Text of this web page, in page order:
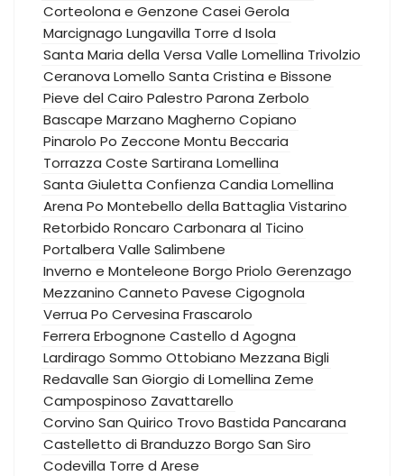
Corteolona e Genzone Casei Gerola
Marcignago Lungavilla Torre d Isola
Santa Maria della Versa Valle Lomellina Trivolzio
Ceranova Lomello Santa Cristina e Bissone
Pieve del Cairo Palestro Parona Zerbolo
Bascape Marzano Magherno Copiano
Pinarolo Po Zeccone Montu Beccaria
Torrazza Coste Sartirana Lomellina
Santa Giuletta Confienza Candia Lomellina
Arena Po Montebello della Battaglia Vistarino
Retorbido Roncaro Carbonara al Ticino
Portalbera Valle Salimbene
Inverno e Monteleone Borgo Priolo Gerenzago
Mezzanino Canneto Pavese Cigognola
Verrua Po Cervesina Frascarolo
Ferrera Erbognone Castello d Agogna
Lardirago Sommo Ottobiano Mezzana Bigli
Redavalle San Giorgio di Lomellina Zeme
Campospinoso Zavattarello
Corvino San Quirico Trovo Bastida Pancarana
Castelletto di Branduzzo Borgo San Siro
Codevilla Torre d Arese